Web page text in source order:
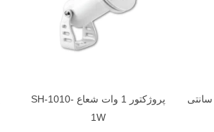
نیزه بزرگ پروژکتور 20 سانتی
پروژکتور 1 وات شعاع SH-1010-
1W